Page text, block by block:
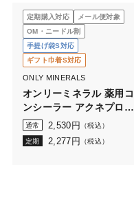
定期購入対応
メール便対象
OM・ニードル割
手提げ袋S対応
ギフト巾着S対応
ONLY MINERALS
オンリーミネラル 薬用コ
ンシーラー アクネプロテ
クター 0.7g
通常 2,530 円 （税込）
定期 2,277 円 （税込）